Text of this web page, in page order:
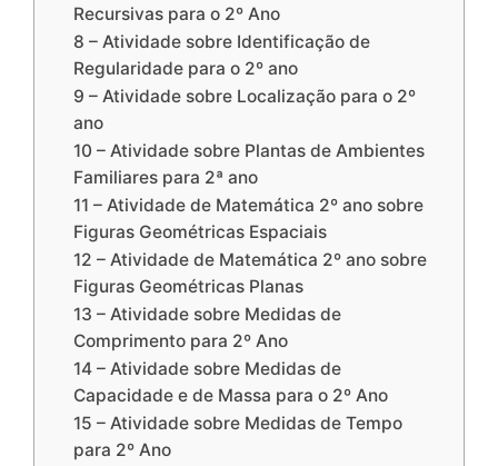
Recursivas para o 2º Ano
8 – Atividade sobre Identificação de
Regularidade para o 2º ano
9 – Atividade sobre Localização para o 2º
ano
10 – Atividade sobre Plantas de Ambientes
Familiares para 2ª ano
11 – Atividade de Matemática 2º ano sobre
Figuras Geométricas Espaciais
12 – Atividade de Matemática 2º ano sobre
Figuras Geométricas Planas
13 – Atividade sobre Medidas de
Comprimento para 2º Ano
14 – Atividade sobre Medidas de
Capacidade e de Massa para o 2º Ano
15 – Atividade sobre Medidas de Tempo
para 2º Ano